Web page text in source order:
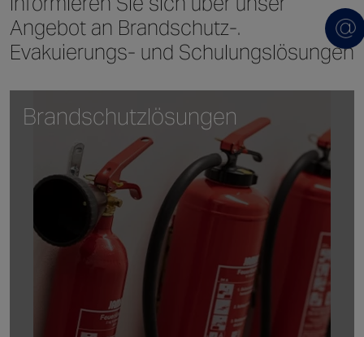
Angebot an Brandschutz-.
Evakuierungs- und Schulungslösungen
Brandschutzlösungen